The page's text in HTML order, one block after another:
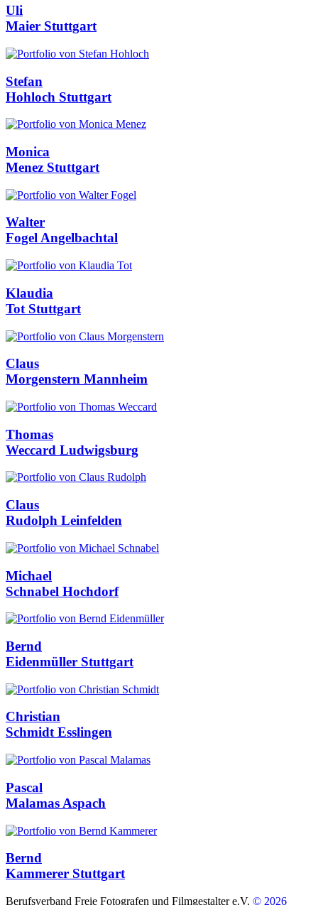
Uli
Maier Stuttgart
Stefan
Hohloch Stuttgart
Monica
Menez Stuttgart
Walter
FogelAngelbachtal
Klaudia
Tot Stuttgart
Claus
Morgenstern Mannheim
Thomas
Weccard Ludwigsburg
Claus
Rudolph Leinfelden
Michael
Schnabel Hochdorf
Bernd
Eidenmüller Stuttgart
Christian
SchmidtEsslingen
Pascal
Malamas Aspach
Bernd
Kammerer Stuttgart
Berufsverband Freie Fotografen und Filmgestalter e.V. © 2026